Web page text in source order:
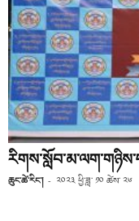
ཆུང་ཚེ་རིང་། - ༢༠༢༣ ཕྱི་ཟླ་ ༡༠ ཚེས་ ༢༦